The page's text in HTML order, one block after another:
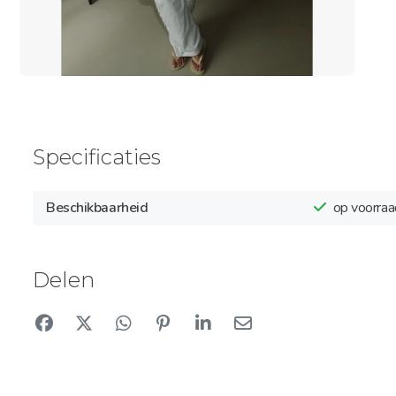
Specificaties
Beschikbaarheid op
Delen